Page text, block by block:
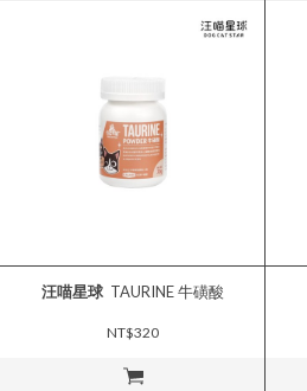
立即購買
汪喵星球 TAURINE 牛磺酸
NT$320